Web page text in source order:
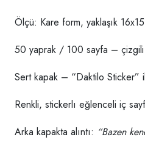
Ölçü: Kare form, yaklaşık
50 yaprak / 100 sayfa – çizgili
Sert kapak – “Daktilo Sticker”
Renkli, stickerlı eğlenceli iç
Arka kapakta alıntı: “Bazen